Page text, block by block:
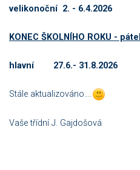
velikonoční 2. - 6.4.2026
KONEC ŠKOLNÍHO ROKU -
hlavní 27.6.- 31.8.2026
Stále aktualizováno....
Vaše třídní J. Gajdošová